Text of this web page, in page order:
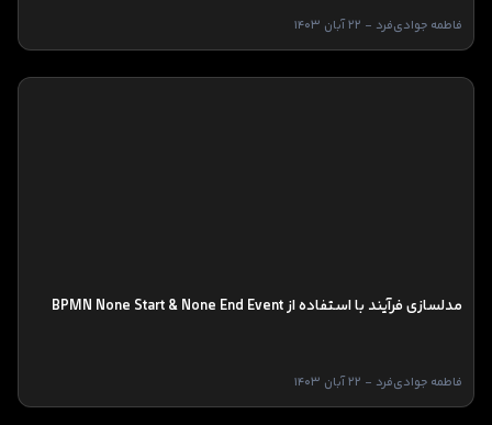
فاطمه جوادی‌فرد - 22 آبان 1403
مدلسازی فرآیند با استفاده از BPMN None Start & None End Event
فاطمه جوادی‌فرد - 22 آبان 1403